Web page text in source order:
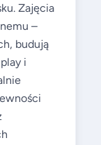
Zajęcia
–
budują
i